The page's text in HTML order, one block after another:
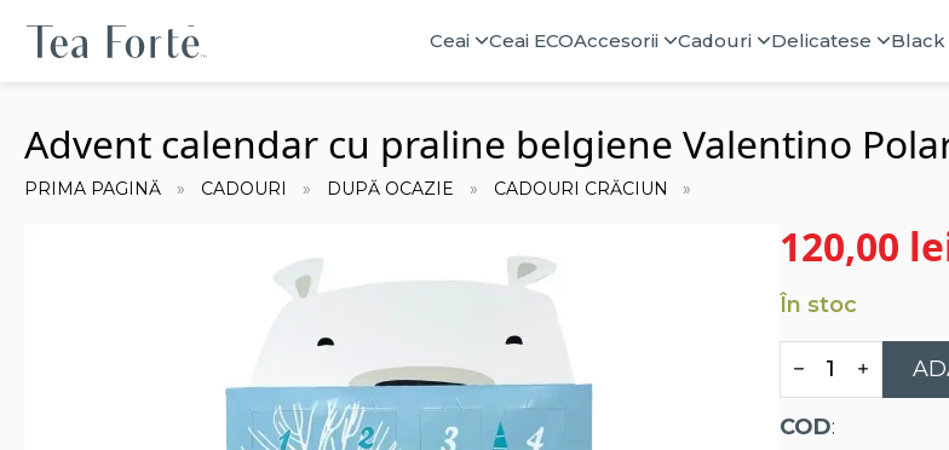
Ceai Ceai ECOAccesorii Cadouri Delicatese Black
Advent calendar cu praline belgiene Valentino
PRIMA PAGINĂ CADOURI DUPĂ OCAZIE CADOURI CRĂCIUN
120,00
În stoc
Cantitate
Advent
calendar
praline
COD: